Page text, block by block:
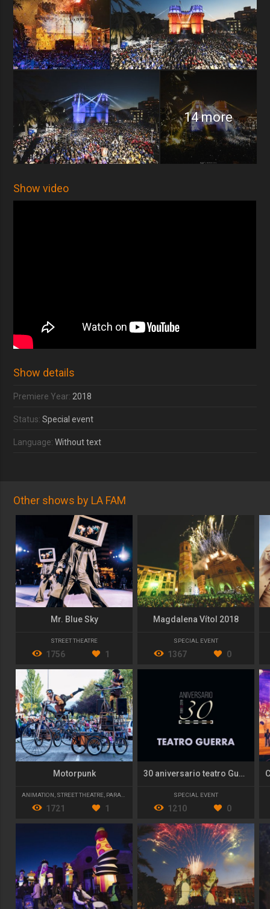
14 more
Show video
Show details
Premiere Year:2018
Status:Special event
Language:Without text
Other shows by LA FAM
Mr. Blue Sky
STREET THEATRE
1756 1
Motorpunk
ANIMATION STREET THEATRE PARADES AND CAVALCADES
1721 1
Magdalena Vítol 2018
SPECIAL EVENT
1367 0
30 aniversario teatro Guerra de Lorca
SPECIAL EVENT
1210 0